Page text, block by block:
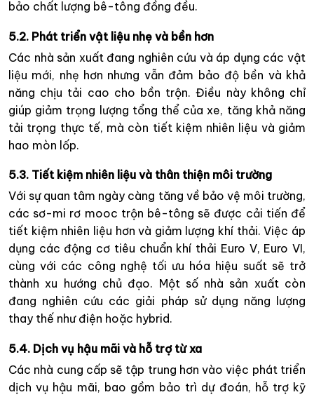
bảo chất lượng bê-tông đồng đều.
5.2. Phát triển vật liệu nhẹ và bền hơn
Các nhà sản xuất đang nghiên cứu và áp dụng các vật
liệu mới, nhẹ hơn nhưng vẫn đảm bảo độ bền và khả
năng chịu tải cao cho bồn trộn. Điều này không chỉ
giúp giảm trọng lượng tổng thể của xe, tăng khả năng
tải trọng thực tế, mà còn tiết kiệm nhiên liệu và giảm
hao mòn lốp.
5.3. Tiết kiệm nhiên liệu và thân thiện môi trường
Với sự quan tâm ngày càng tăng về bảo vệ môi trường,
các sơ-mi rơ mooc trộn bê-tông sẽ được cải tiến để
tiết kiệm nhiên liệu hơn và giảm lượng khí thải. Việc áp
dụng các động cơ tiêu chuẩn khí thải Euro V, Euro VI,
cùng với các công nghệ tối ưu hóa hiệu suất sẽ trở
thành xu hướng chủ đạo. Một số nhà sản xuất còn
đang nghiên cứu các giải pháp sử dụng năng lượng
thay thế như điện hoặc hybrid.
5.4. Dịch vụ hậu mãi và hỗ trợ từ xa
Các nhà cung cấp sẽ tập trung hơn vào việc phát triển
dịch vụ hậu mãi, bao gồm bảo trì dự đoán, hỗ trợ kỹ